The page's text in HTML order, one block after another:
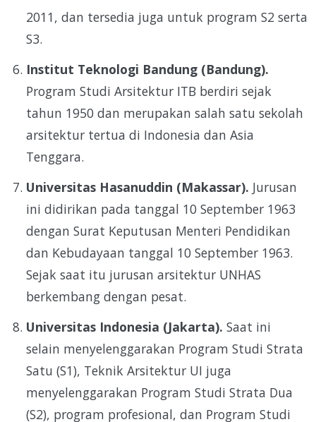
2011, dan tersedia juga untuk program S2 serta
S3.
Institut Teknologi Bandung (Bandung).
Program Studi Arsitektur ITB berdiri sejak
tahun 1950 dan merupakan salah satu sekolah
arsitektur tertua di Indonesia dan Asia
Tenggara.
Universitas Hasanuddin (Makassar). Jurusan
ini didirikan pada tanggal 10 September 1963
dengan Surat Keputusan Menteri Pendidikan
dan Kebudayaan tanggal 10 September 1963.
Sejak saat itu jurusan arsitektur UNHAS
berkembang dengan pesat.
Universitas Indonesia (Jakarta). Saat ini
selain menyelenggarakan Program Studi Strata
Satu (S1), Teknik Arsitektur UI juga
menyelenggarakan Program Studi Strata Dua
(S2), program profesional, dan Program Studi